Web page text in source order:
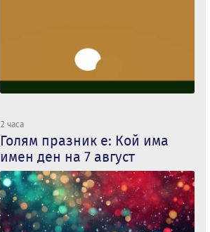
2 часа
Голям празник е: Кой има
имен ден на 7 август